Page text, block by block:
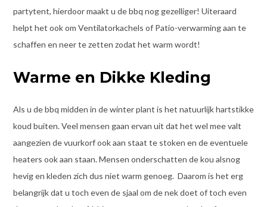
partytent, hierdoor maakt u de bbq nog gezelliger! Uiteraard
helpt het ook om Ventilatorkachels of Patio-verwarming aan te
schaffen en neer te zetten zodat het warm wordt!
Warme en Dikke Kleding
Als u de bbq midden in de winter plant is het natuurlijk hartstikke
koud buiten. Veel mensen gaan ervan uit dat het wel mee valt
aangezien de vuurkorf ook aan staat te stoken en de eventuele
heaters ook aan staan. Mensen onderschatten de kou alsnog
hevig en kleden zich dus niet warm genoeg. Daarom is het erg
belangrijk dat u toch even de sjaal om de nek doet of toch even